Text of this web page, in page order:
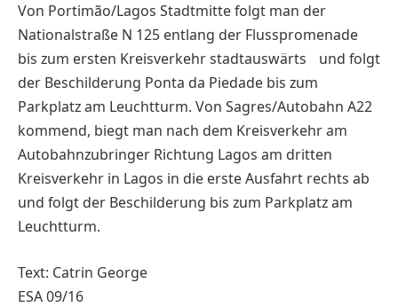
Von Portimão/Lagos Stadtmitte folgt man der
Nationalstraße N 125 entlang der Flusspromenade
bis zum ersten Kreisverkehr stadtauswärts und folgt
der Beschilderung Ponta da Piedade bis zum
Parkplatz am Leuchtturm. Von Sagres/Autobahn A22
kommend, biegt man nach dem Kreisverkehr am
Autobahnzubringer Richtung Lagos am dritten
Kreisverkehr in Lagos in die erste Ausfahrt rechts ab
und folgt der Beschilderung bis zum Parkplatz am
Leuchtturm.
Text: Catrin George
ESA 09/16